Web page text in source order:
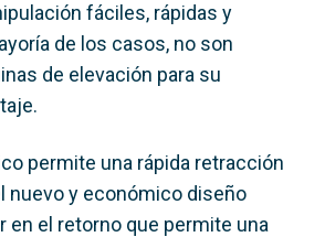
fáciles, rápidas y
de los casos, no son
de elevación para su
permite una rápida retracción
nuevo y económico diseño
en el retorno que permite una